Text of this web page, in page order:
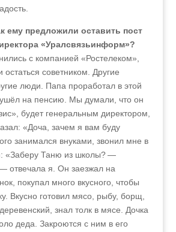
ему предложили оставить пост
«Уралсвязьинформ»?
с компанией «Ростелеком»,
советником. Другие
люди. Папа проработал в этой
ушёл на пенсию. Мы думали, что он
будет генеральным директором,
«Доча, зачем я вам буду
занимался внуками, звонил мне в
«Заберу Таню из школы? —
отвечала я. Он заезжал на
покупал много вкусного, чтобы
Вкусно готовил мясо, рыбу, борщ,
знал толк в мясе. Дочка
деда. Закроются с ним в его